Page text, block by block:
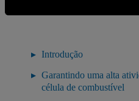
Introdução
Garantindo uma alta
célula de combustível